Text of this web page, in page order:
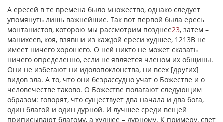
А ересей в те времена было множество, однако следует
упомянуть лишь важнейшие. Так вот первой была ересь
монтанистов, которою мы рассмотрим позднее23, затем –
манихеев, коя, взявши из каждой ереси худшее, 1213В не
имеет ничего хорошего. О ней никто не может сказать
ничего определенно, если не является членом их общины.
Они не избегают ни идолопоклонства, ни всех [других]
видов зла. А то, что они безрассудно учат о Божестве и о
человечестве таково. О Божестве полагают следующим
образом: говорят, что существует два начала и два бога,
один благой и один дурной. И лучшее среди вещей
приписывают благому, а худшее – дурному. К примеру, свет